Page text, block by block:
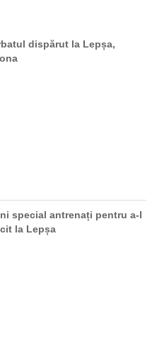
dispărut la Lepșa,
special antrenați pentru a-l
la Lepșa